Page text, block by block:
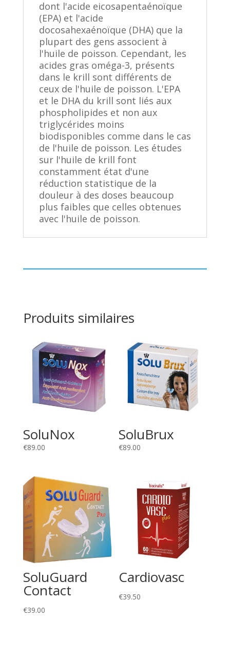
dont l'acide eicosapentaénoïque
(EPA) et l'acide
docosahexaénoïque (DHA) que la
plupart des gens associent à
l'huile de poisson. Cependant, les
acides gras oméga-3, présents
dans le krill sont différents de
ceux de l'huile de poisson. L'EPA
et le DHA du krill sont liés aux
phospholipides et non aux
triglycérides moins
biodisponibles comme dans le cas
de l'huile de poisson. Les études
sur l'huile de krill font
constamment état d'une
réduction statistique de la
douleur à des doses beaucoup
plus faibles que celles obtenues
avec l'huile de poisson.
Produits similaires
SoluNox
€89.00
SoluBrux
€89.00
SoluGuard
Contact
€39.00
Cardiovasc
€39.50